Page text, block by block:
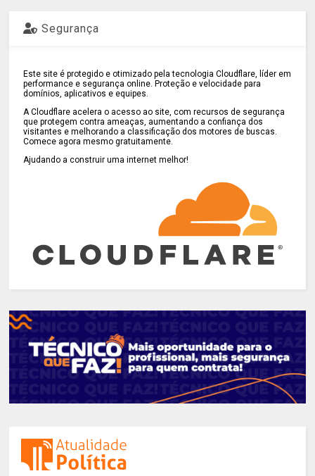
Segurança
Este site é protegido e otimizado pela tecnologia Cloudflare, líder em
performance e segurança online. Proteção e velocidade para
domínios, aplicativos e equipes.
A Cloudflare acelera o acesso ao site, com recursos de segurança
que protegem contra ameaças, aumentando a confiança dos
visitantes e melhorando a classificação dos motores de buscas.
Comece agora mesmo gratuitamente.
Ajudando a construir uma internet melhor!